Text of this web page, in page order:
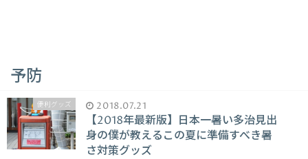
予防
便利グッズ 2018.07.21
【2018年最新版】日本一暑い多治見出
身の僕が教えるこの夏に準備すべき暑
さ対策グッズ